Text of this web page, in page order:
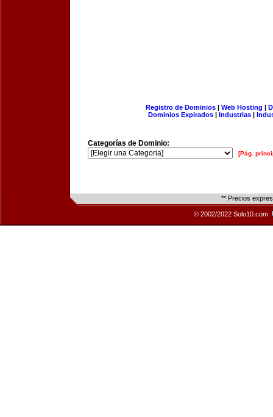
Registro de Dominios| Web Hosting |
Dominios Expirados | Industrias |
Categorías de Dominio:
[Pág.
** Precios
© 2002/2022 Solo10.com